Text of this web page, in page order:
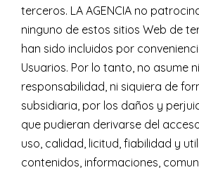
terceros. LA AGENCIA no
ninguno de estos sitios Web de
han sido incluidos por
Usuarios. Por lo tanto, no asume
responsabilidad, ni siquiera de
subsidiaria, por los daños y
que pudieran derivarse del
uso, calidad, licitud, fiabilidad y
contenidos, informaciones,